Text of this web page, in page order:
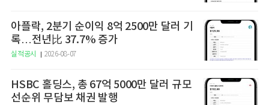
아플락, 2분기 순이익 8억 2500만 달러 기
록…전년比 37.7% 증가
실적공시 2026-08-07
HSBC 홀딩스, 총 67억 5000만 달러 규모
선순위 무담보 채권 발행